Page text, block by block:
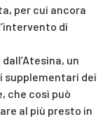
per cui ancora
di
un
supplementari dei
che così può
al più presto in